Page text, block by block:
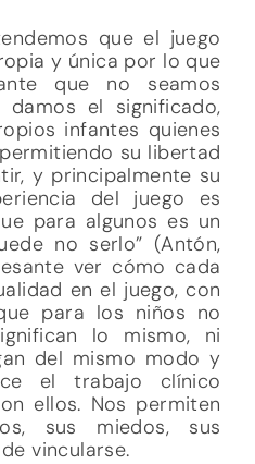
que el juego
y única por lo que
que no seamos
el significado,
infantes quienes
su libertad
y principalmente su
del juego es
para algunos es un
no serlo” (Antón,
ver cómo cada
en el juego, con
para los niños no
lo mismo, ni
del mismo modo y
el trabajo clínico
ellos. Nos permiten
sus miedos, sus
vincularse.